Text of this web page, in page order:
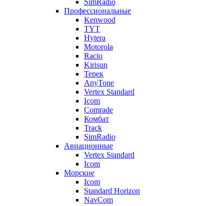
Профессиональные
Kenwood
TYT
Hytera
Motorola
Racio
Kirisun
Терек
AnyTone
Vertex Standard
Icom
Comrade
Комбат
Track
SimRadio
Авиационные
Vertex Standard
Icom
Морские
Icom
Standard Horizon
NavCom